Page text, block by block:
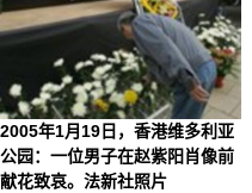
2005年1月19日，香港维多利亚
公园：一位男子在赵紫阳肖像前
献花致哀。法新社照片